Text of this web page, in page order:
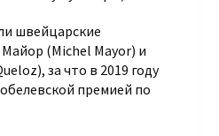
швейцарские
(Michel Mayor) и
за что в 2019 году
премией по